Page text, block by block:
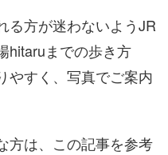
る方が迷わないようJR
hitaruまでの歩き方
やすく、写真でご案内
方は、この記事を参考